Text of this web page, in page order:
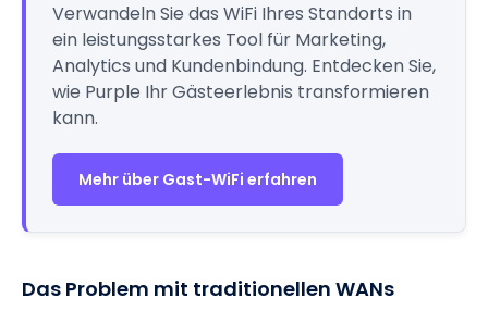
Verwandeln Sie das WiFi Ihres Standorts in
ein leistungsstarkes Tool für Marketing,
Analytics und Kundenbindung. Entdecken Sie,
wie Purple Ihr Gästeerlebnis transformieren
kann.
Mehr über Gast-WiFi erfahren
Das Problem mit traditionellen WANs